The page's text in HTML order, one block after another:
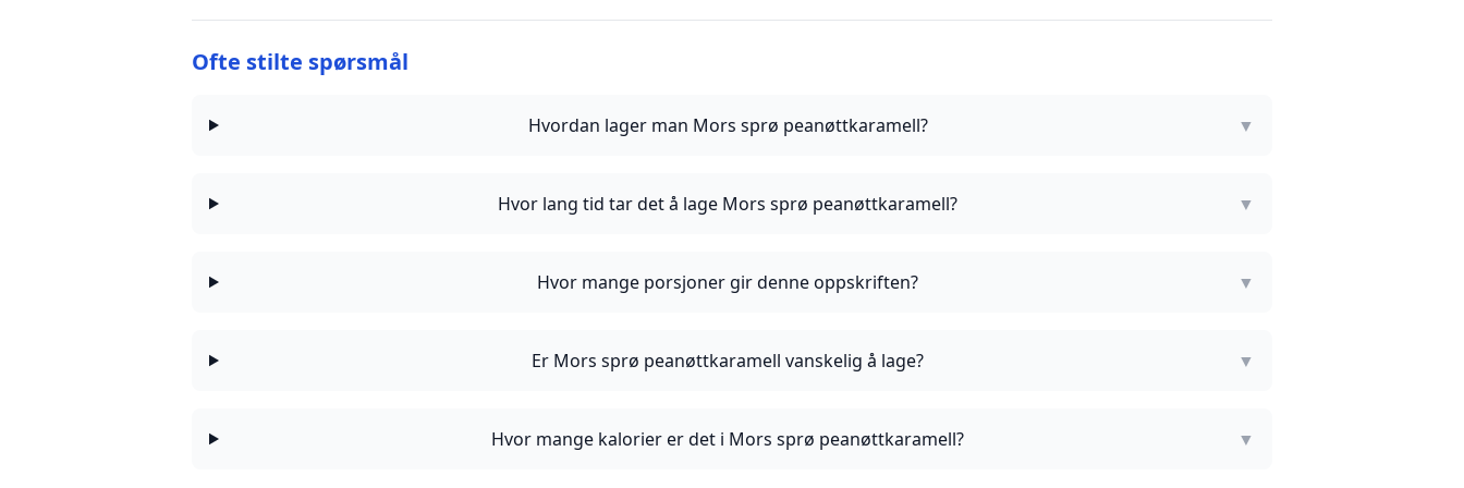
Ofte stilte spørsmål
Hvordan lager man Mors sprø peanøttkaramell? ▼
Hvor lang tid tar det å lage Mors sprø peanøttkaramell? ▼
Hvor mange porsjoner gir denne oppskriften? ▼
Er Mors sprø peanøttkaramell vanskelig å lage? ▼
Hvor mange kalorier er det i Mors sprø peanøttkaramell? ▼